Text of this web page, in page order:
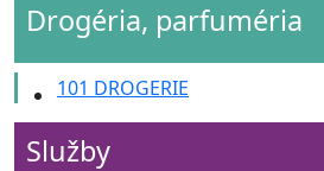
Drogéria, parfuméria
101 DROGERIE
Služby